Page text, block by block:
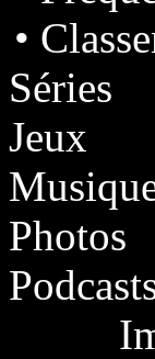
•
Séries
Jeux
Photos